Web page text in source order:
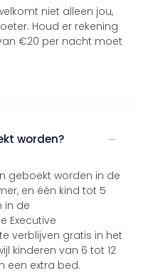
niet alleen jou,
Houd er rekening
€20 per nacht moet
worden?
geboekt worden in de
en één kind tot 5
in de
Executive
verblijven gratis in het
kinderen van 6 tot 12
een extra bed.